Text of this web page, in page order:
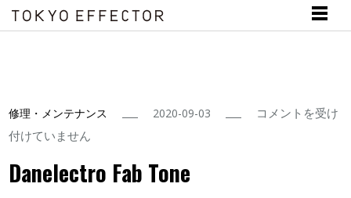
修理・メンテナンス 2020-09-03
Danelectro
コメントを受け
付けていません
Danelectro Fab Tone